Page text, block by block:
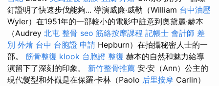
釘證明了快速步伐能夠... 導演威廉·威勒（William 台中油壓
Wyler）在1951年的一部較小的電影中註意到奧黛麗·赫本
（Audrey 北屯 整骨 seo 筋絡按摩課程 記帳士 會計師 差
別 外燴 台中 台胞證 申請 Hepburn）在拍攝秘密人士的一
部。 筋骨整復 klook 台胞證 整復 赫本的自然和魅力給導
演留下了深刻的印象。 新竹整骨推薦 安·安（Ann）公主的
現代髮型和外觀是在保羅·卡林（Paolo 后里按摩 Carlin）